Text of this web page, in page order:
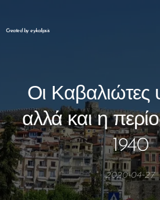
Created by eykalipsis
Οι Καβαλιώτες
αλλά και η
1940
2020-04-27